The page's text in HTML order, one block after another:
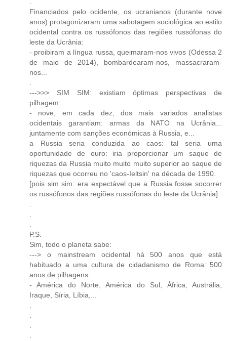
.
Financiados pelo ocidente, os ucranianos (durante nove
anos) protagonizaram uma sabotagem sociológica ao estilo
ocidental contra os russófonos das regiões russófonas do
leste da Ucrânia:
- proibiram a língua russa, queimaram-nos vivos (Odessa 2
de maio de 2014), bombardearam-nos, massacraram-
nos...
.
--->>> SIM SIM: existiam óptimas perspectivas de
pilhagem:
- nove, em cada dez, dos mais variados analistas
ocidentais garantiam: armas da NATO na Ucrânia...
juntamente com sanções económicas à Russia, e...
a Russia seria conduzida ao caos: tal seria uma
oportunidade de ouro: iria proporcionar um saque de
riquezas da Russia muito muito muito superior ao saque de
riquezas que ocorreu no 'caos-Ieltsin' na década de 1990.
[pois sim sim: era expectável que a Russia fosse socorrer
os russófonos das regiões russófonas do leste da Ucrânia]
.
.
.
P.S.
Sim, todo o planeta sabe:
---> o mainstream ocidental há 500 anos que está
habituado a uma cultura de cidadanismo de Roma: 500
anos de pilhagens:
- América do Norte, América do Sul, África, Austrália,
Iraque, Síria, Líbia,...
.
.
.
.